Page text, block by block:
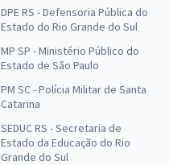
DPE RS - Defensoria Pública do
Estado do Rio Grande do Sul
MP SP - Ministério Público do
Estado de São Paulo
PM SC - Polícia Militar de Santa
Catarina
SEDUC RS - Secretaria de
Estado da Educação do Rio
Grande do Sul